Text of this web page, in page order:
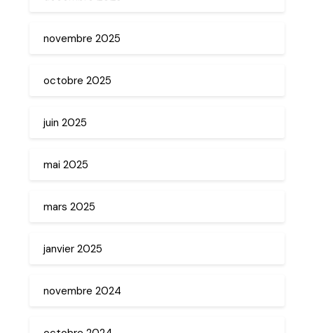
novembre 2025
octobre 2025
juin 2025
mai 2025
mars 2025
janvier 2025
novembre 2024